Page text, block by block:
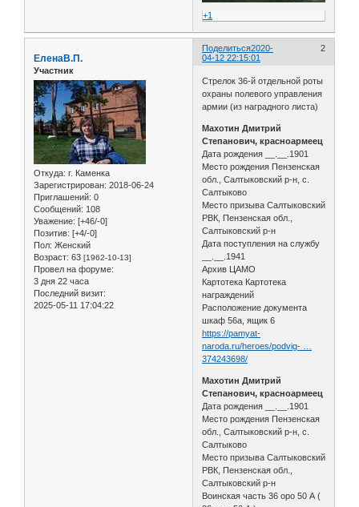
+1
Поделиться 2
2020-
04-12 22:15:01
ЕленаВ.П.
Участник
Откуда: г. Каменка
Зарегистрирован: 2018-06-24
Приглашений: 0
Сообщений: 108
Уважение: [+46/-0]
Позитив: [+4/-0]
Пол: Женский
Возраст: 63 [1962-10-13]
Провел на форуме:
3 дня 22 часа
Последний визит:
2025-05-11 17:04:22
Стрелок 36-й отдельной роты
охраны полевого управления
армии (из наградного листа)
Махотин Дмитрий
Степанович, красноармеец
Дата рождения __.__.1901
Место рождения Пензенская
обл., Салтыковский р-н, с.
Салтыково
Место призыва Салтыковский
РВК, Пензенская обл.,
Салтыковский р-н
Дата поступления на службу
__.__.1941
Архив ЦАМО
Картотека Картотека
награждений
Расположение документа
шкаф 56а, ящик 6
https://pamyat-
naroda.ru/heroes/podvig- …
374243698/
Махотин Дмитрий
Степанович, красноармеец
Дата рождения __.__.1901
Место рождения Пензенская
обл., Салтыковский р-н, с.
Салтыково
Место призыва Салтыковский
РВК, Пензенская обл.,
Салтыковский р-н
Воинская часть 36 оро 50 А (